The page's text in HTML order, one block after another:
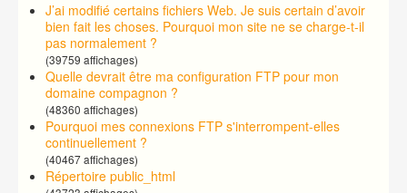
J’ai modifié certains fichiers Web. Je suis certain d’avoir
bien fait les choses. Pourquoi mon site ne se charge-t-il
pas normalement ?
(39759 affichages)
Quelle devrait être ma configuration FTP pour mon
domaine compagnon ?
(48360 affichages)
Pourquoi mes connexions FTP s'interrompent-elles
continuellement ?
(40467 affichages)
Répertoire public_html